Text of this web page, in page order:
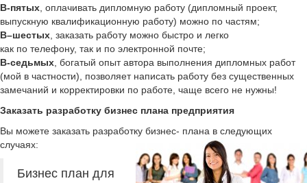
В-пятых , оплачивать дипломную работу (дипломный проект,
выпускную квалификационную работу) можно по частям;
В–шестых , заказать работу можно быстро и легко
как по телефону, так и по электронной почте;
В-седьмых , богатый опыт автора выполнения дипломных работ
(мой в частности), позволяет написать работу без существенных
замечаний и корректировки по работе, чаще всего не нужны!
Заказать разработку бизнес плана предприятия
Вы можете заказать разработку бизнес- плана в следующих
случаях:
Бизнес план для